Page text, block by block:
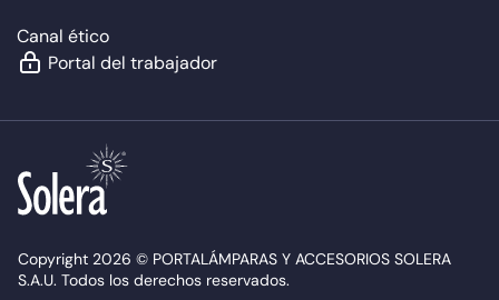
Canal ético
Portal del trabajador
Copyright 2026 © PORTALÁMPARAS Y ACCESORIOS SOLERA
S.A.U. Todos los derechos reservados.